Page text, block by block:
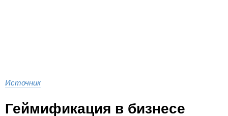
Источник
Геймификация в бизнесе